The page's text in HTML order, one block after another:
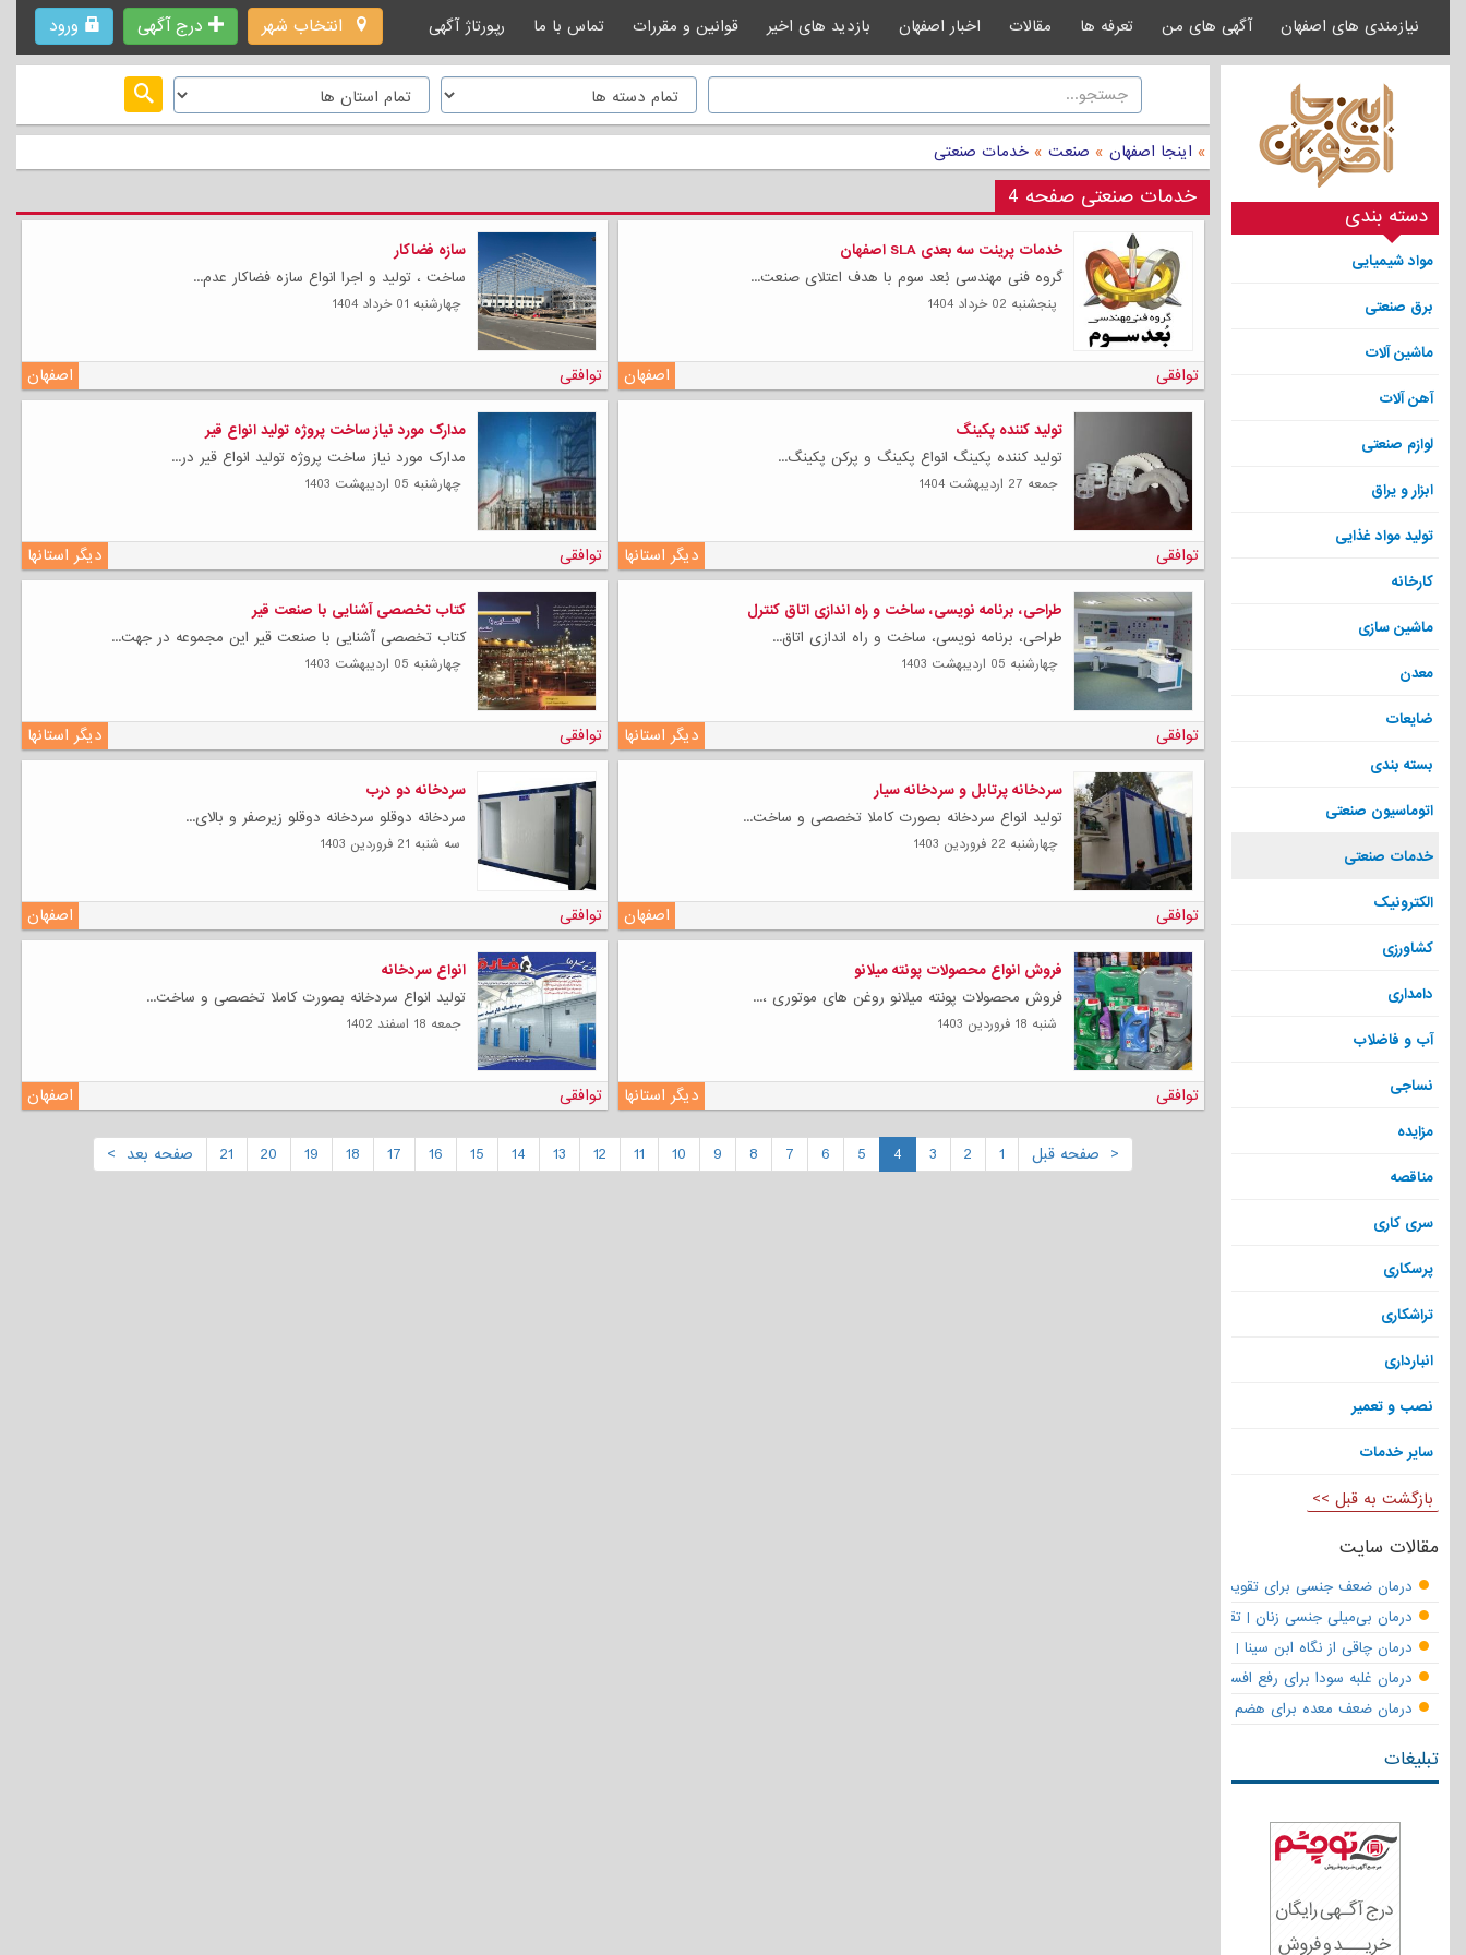
انتخاب شهر درج آگهی ورود نیازمندی های اصفهان آگهی های من تعرفه ها مقالات اخبار اصفهان بازدید های اخیر قوانین و مقررات تماس با ما رپورتاژ آگهی
دسته بندی
مواد شیمیایی
برق صنعتی
ماشین آلات
آهن آلات
لوازم صنعتی
ابزار و یراق
تولید مواد غذایی
کارخانه
ماشین سازی
معدن
ضایعات
بسته بندی
اتوماسیون صنعتی
خدمات صنعتی
الکترونیک
کشاورزی
دامداری
آب و فاضلاب
نساجی
مزایده
مناقصه
سری کاری
پرسکاری
تراشکاری
انبارداری
نصب و تعمیر
سایر خدمات
بازگشت به قبل >>
مقالات سایت
درمان ضعف جنسی برای تقویت قوای مردانه | تقویت نعوظ و رفع زودانزالی
درمان بی‌میلی جنسی زنان | تقویت قوای جنسی و بازگشت لذت
درمان چاقی از نگاه ابن سینا | نسخه حکما برای کاهش وزن طبیعی
درمان غلبه سودا برای رفع افسردگی
درمان ضعف معده برای هضم قوی
تبلیغات
» اینجا اصفهان » صنعت » خدمات صنعتی
خدمات صنعتی صفحه 4
خدمات پرینت سه بعدی SLA اصفهان
گروه فنی مهندسی بُعد سوم با هدف اعتلای صنعت...
پنجشنبه 02 خرداد 1404
اصفهان توافقی
سازه فضاکار
ساخت ، تولید و اجرا انواع سازه فضاکار عدم...
چهارشنبه 01 خرداد 1404
اصفهان توافقی
تولید کننده پکینگ
تولید کننده پکینگ انواع پکینگ و پرکن پکینگ...
جمعه 27 ارديبهشت 1404
دیگر استانها توافقی
مدارک مورد نیاز ساخت پروژه تولید انواع قیر
مدارک مورد نیاز ساخت پروژه تولید انواع قیر در...
چهارشنبه 05 ارديبهشت 1403
دیگر استانها توافقی
طراحی، برنامه نویسی، ساخت و راه اندازی اتاق کنترل
طراحی، برنامه نویسی، ساخت و راه اندازی اتاق...
چهارشنبه 05 ارديبهشت 1403
دیگر استانها توافقی
کتاب تخصصی آشنایی با صنعت قیر
کتاب تخصصی آشنایی با صنعت قیر این مجموعه در جهت...
چهارشنبه 05 ارديبهشت 1403
دیگر استانها توافقی
سردخانه پرتابل و سردخانه سیار
تولید انواع سردخانه بصورت کاملا تخصصی و ساخت...
چهارشنبه 22 فروردين 1403
اصفهان توافقی
سردخانه دو درب
سردخانه دوقلو سردخانه دوقلو زیرصفر و بالای...
سه شنبه 21 فروردين 1403
اصفهان توافقی
فروش انواع محصولات پونته میلانو
فروش محصولات پونته میلانو روغن های موتوری ،...
شنبه 18 فروردين 1403
دیگر استانها توافقی
انواع سردخانه
تولید انواع سردخانه بصورت کاملا تخصصی و ساخت...
جمعه 18 اسفند 1402
اصفهان توافقی
< صفحه قبل 1
2
3
4
5
6
7
8
9
10
11
12
13
14
15
16
17
18
19
20
21 صفحه بعد >